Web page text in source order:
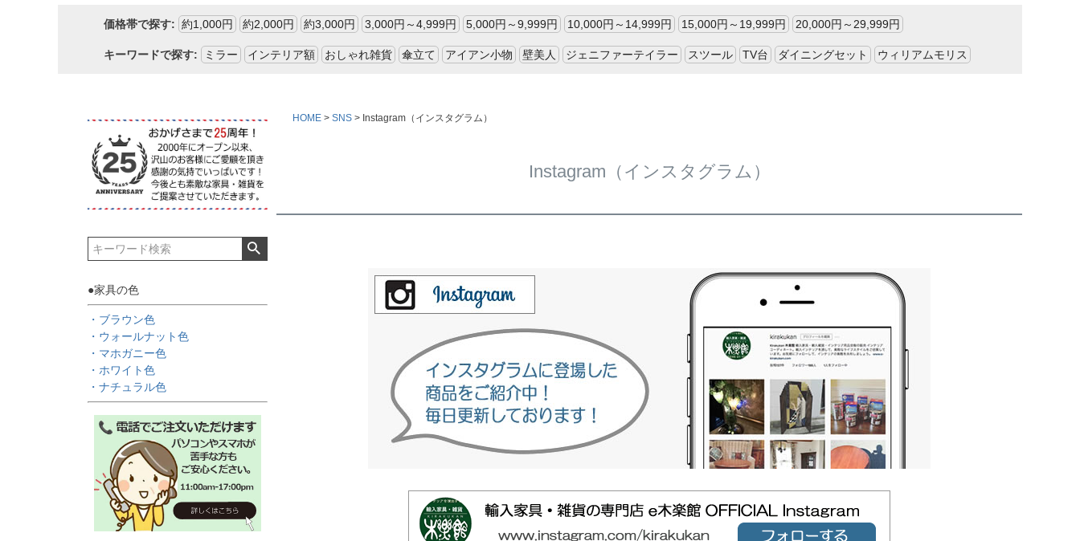
価格帯で探す: 約1,000円 約2,000円 約3,000円 3,000円～4,999円 5,000円～9,999円 10,000円～14,999円 15,000円～19,999円 20,000円～29,999円
キーワードで探す: ミラー インテリア額 おしゃれ雑貨 傘立て アイアン小物 壁美人 ジェニファーテイラー スツール TV台 ダイニングセット ウィリアムモリス
●家具の色
・ブラウン色
・ウォールナット色
・マホガニー色
・ホワイト色
・ナチュラル色
HOME SNS Instagram（インスタグラム）
Instagram（インスタグラム）
ウォールナット色
ホワイト色
在庫なし商品
在庫なし商品を表示しない
商品番号/JANコード
バンドル販売